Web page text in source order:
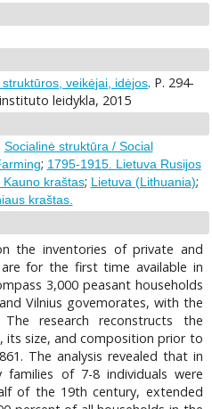
veikėjai, idėjos. P. 294-
leidykla, 2015
Socialinė struktūra / Social
; 1795-1915. Lietuva Rusijos
Kauno kraštas; Lietuva (Lithuania);
kraštas.
the inventories of private and
for the first time available in
3,000 peasant households
Vilnius govemorates, with the
research reconstructs the
its size, and composition prior to
The analysis revealed that in
families of 7-8 individuals were
of the 19th century, extended